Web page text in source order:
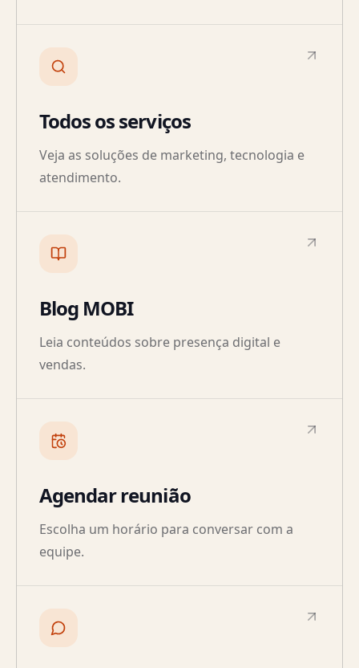
Todos os serviços
Veja as soluções de marketing, tecnologia e
atendimento.
Blog MOBI
Leia conteúdos sobre presença digital e
vendas.
Agendar reunião
Escolha um horário para conversar com a
equipe.